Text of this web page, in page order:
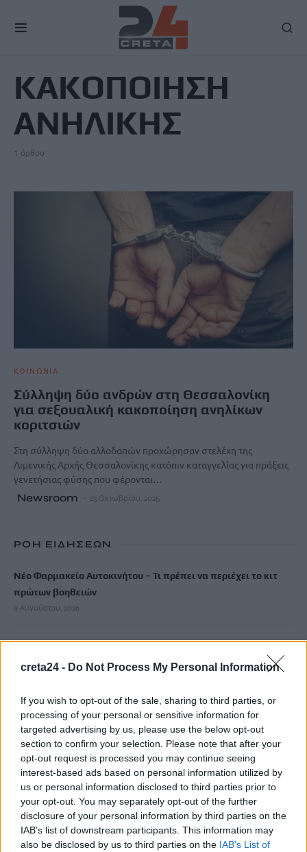
creta24 - Do Not Process My Personal Information
If you wish to opt-out of the sale, sharing to third parties, or
processing of your personal or sensitive information for
targeted advertising by us, please use the below opt-out
section to confirm your selection. Please note that after your
opt-out request is processed you may continue seeing
interest-based ads based on personal information utilized by
us or personal information disclosed to third parties prior to
your opt-out. You may separately opt-out of the further
disclosure of your personal information by third parties on the
IAB’s list of downstream participants. This information may
also be disclosed by us to third parties on the IAB’s List of
ΚΑΚΟΠΟΙΗΣΗ
ΑΝΗΛΙΚΗΣ
1 άρθρο
ΚΟΙΝΩΝΙΑ
Σύλληψη δύο ανδρών στη Θεσσαλονίκη
για σεξουαλική κακοποίηση ανηλίκων
κοριτσιών
Στη σύλληψη δύο αλλοδαπών προχώρησαν στελέχη της
Λιμενικής Αρχής Θεσσαλονίκης κατόπιν καταγγελίας για πράξεις
γενετήσιας φύσης που φέρονται…
Newsroom 23 Οκτωβρίου, 2025
ΡΟΗ ΕΙΔΗΣΕΩΝ
Νέο Φαρμακείο Αυτοκινήτου – Τι πρέπει να περιέχει το κιτ
πρώτων βοηθειών
9 Αυγούστου, 2026
αναδύθηκαν στον Δούναβη λόγω της χαμηλής στάθμης
Ολική έκλειψη Ηλίου στις 12 Αυγούστου: Το σπάνιο ουράνιο
φαινόμενο που θα σκοτεινιάσει τη μισή Ευρώπη
9 Αυγούστου, 2026
Τα ηλεκτρικά πατίνια είναι τρεις φορές πιο επικίνδυνα από
μηχανές και ποδήλατα – Αποκαλυπτική μελέτη
9 Αυγούστου, 2026